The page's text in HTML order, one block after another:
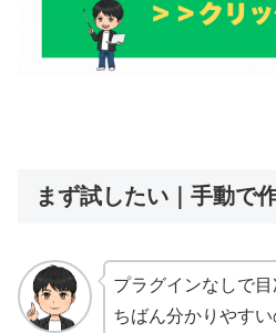
まず試したい｜手動で
プラグインなしで
ちばん分かりやすい